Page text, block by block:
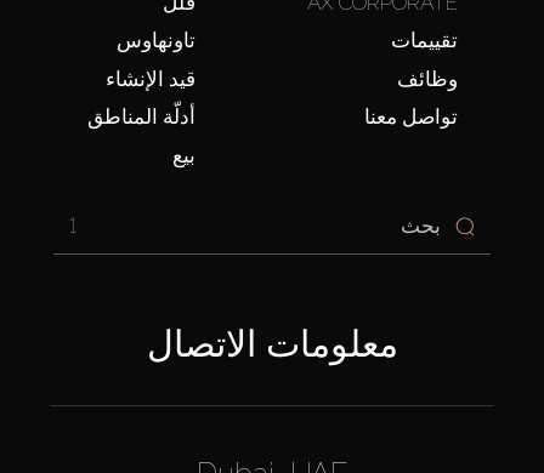
تاونهاوس
قيد الإنشاء
أدلّة المناطق
بيع
تقييمات
وظائف
تواصل معنا
1
معلومات الاتصال